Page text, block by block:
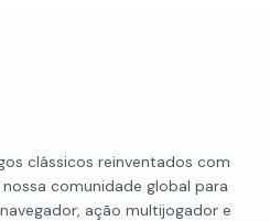
clássicos reinventados com
comunidade global para
ação multijogador e